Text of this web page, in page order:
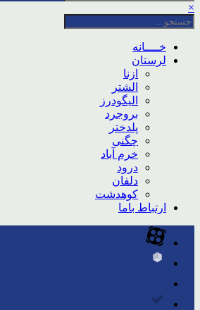
×
خــــانه
لرستان
ازنا
الشتر
الیگودرز
بروجرد
پلدختر
چگنی
خرم آباد
درود
دلفان
کوهدشت
ارتباط باما